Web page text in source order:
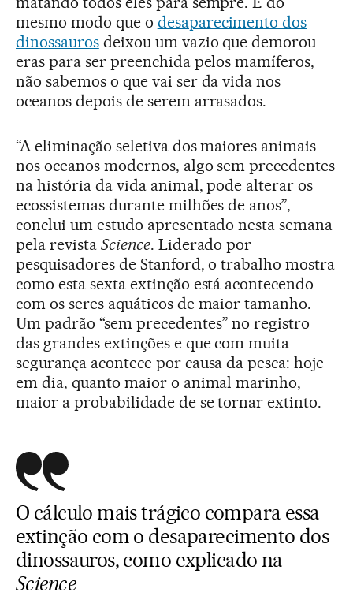
mesmo modo que o desaparecimento dos
dinossaurosdeixou um vazio que demorou
eras para ser preenchida pelos mamíferos,
não sabemos o que vai ser da vida nos
oceanos depois de serem arrasados.
“A eliminação seletiva dos maiores animais
nos oceanos modernos, algo sem precedentes
na história da vida animal, pode alterar os
ecossistemas durante milhões de anos”,
conclui um estudo apresentado nesta semana
pela revista Science. Liderado por
pesquisadores de Stanford, o trabalho mostra
como esta sexta extinção está acontecendo
com os seres aquáticos de maior tamanho.
Um padrão “sem precedentes” no registro
das grandes extinções e que com muita
segurança acontece por causa da pesca: hoje
em dia, quanto maior o animal marinho,
maior a probabilidade de se tornar extinto.
O cálculo mais trágico compara essa
extinção com o desaparecimento dos
dinossauros, como explicado na
Science